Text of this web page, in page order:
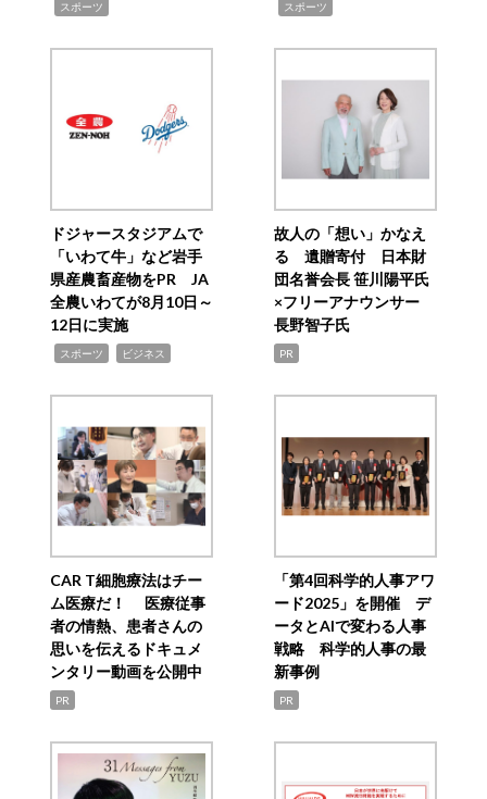
スポーツ スポーツ
ドジャースタジアムで
「いわて牛」など岩手
県産農畜産物をPR JA
全農いわてが8月10日～
12日に実施
スポーツ ビジネス
故人の「想い」かなえ
る 遺贈寄付 日本財
団名誉会長 笹川陽平氏
×フリーアナウンサー
長野智子氏
PR
CAR T細胞療法はチー
ム医療だ！ 医療従事
者の情熱、患者さんの
思いを伝えるドキュメ
ンタリー動画を公開中
PR
「第4回科学的人事アワ
ード2025」を開催 デ
ータとAIで変わる人事
戦略 科学的人事の最
新事例
PR